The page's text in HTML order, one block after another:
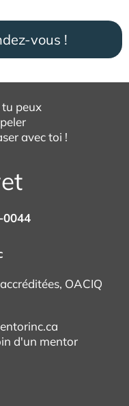
vous !
peux
avec toi !
0044
OACIQ
d'un mentor